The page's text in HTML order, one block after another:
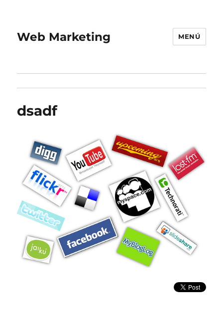
Web Marketing MENÚ
dsadf